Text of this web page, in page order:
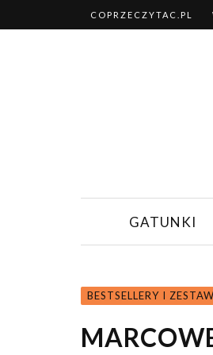
COPRZECZYTAC.PL
GATUNKI
BESTSELLERY I